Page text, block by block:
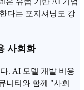
은 유럽 기반 AI 기업
다는 포지셔닝도 강
사회화
. AI 모델 개발 비용
니티와 함께 "사회